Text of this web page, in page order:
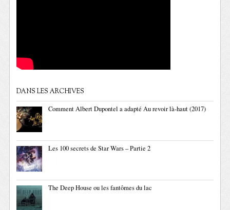
DANS LES ARCHIVES
Comment Albert Dupontel a adapté Au revoir là-haut (2017)
Les 100 secrets de Star Wars – Partie 2
The Deep House ou les fantômes du lac